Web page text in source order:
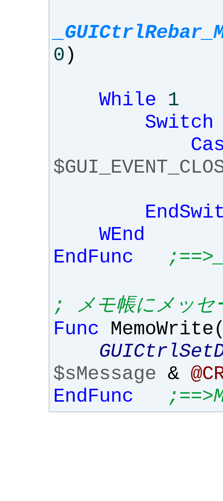
0 )
While 1
Switch
WEnd
EndFunc
; メモ帳にメッセ
Func MemoWrite
$sMessage &
EndFunc